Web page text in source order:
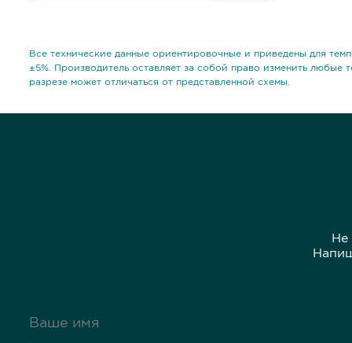
Все технические данные ориентировочные и приведены для
±5%. Производитель оставляет за собой право изменить любые
разрезе может отличаться от представленной схемы.
Не